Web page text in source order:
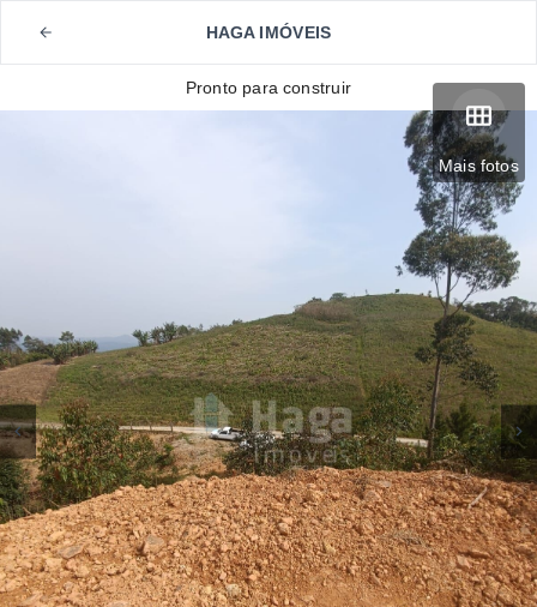
HAGA IMÓVEIS
Mais fotos
Pronto para construir